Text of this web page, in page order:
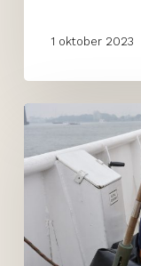
1 oktober 2023
Varen
driemaster
“Eendracht”